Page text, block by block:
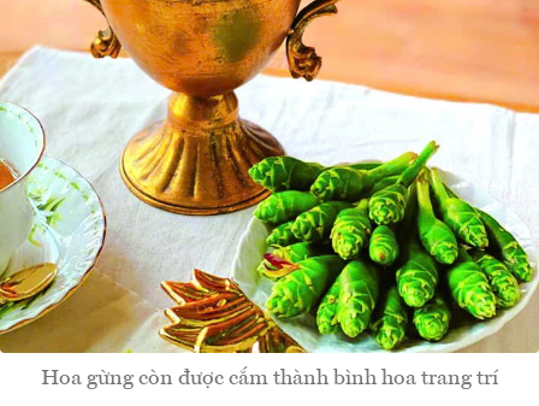
Hoa gừng còn được cắm thành bình hoa trang trí